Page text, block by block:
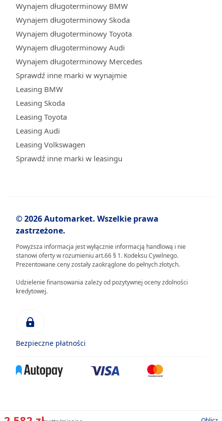
Wynajem długoterminowy BMW
Wynajem długoterminowy Skoda
Wynajem długoterminowy Toyota
Wynajem długoterminowy Audi
Wynajem długoterminowy Mercedes
Sprawdź inne marki w wynajmie
Leasing BMW
Leasing Skoda
Leasing Toyota
Leasing Audi
Leasing Volkswagen
Sprawdź inne marki w leasingu
© 2026 Automarket. Wszelkie prawa
zastrzeżone.
Powyższa informacja jest wyłącznie informacją handlową i nie
stanowi oferty w rozumieniu art.66 § 1. Kodeksu Cywilnego.
Prezentowane ceny zostały zaokrąglone do pełnych złotych.
Udzielenie finansowania zależy od pozytywnej oceny zdolności
kredytowej.
Bezpieczne płatności